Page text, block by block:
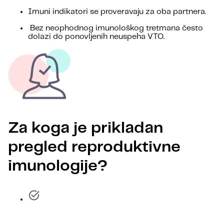
Imuni indikatori se proveravaju za oba partnera.
Bez neophodnog imunološkog tretmana često
dolazi do ponovljenih neuspeha VTO.
Za koga je prikladan
pregled reproduktivne
imunologije?